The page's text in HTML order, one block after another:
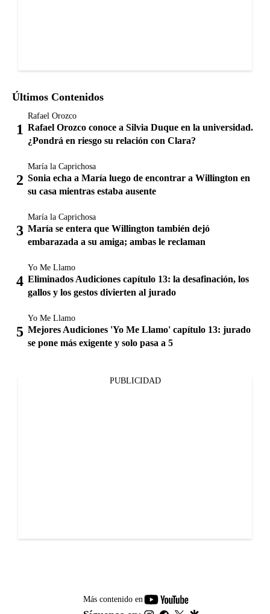
Últimos Contenidos
Rafael Orozco
Rafael Orozco conoce a Silvia Duque en la universidad.
¿Pondrá en riesgo su relación con Clara?
María la Caprichosa
Sonia echa a María luego de encontrar a Willington en
su casa mientras estaba ausente
María la Caprichosa
María se entera que Willington también dejó
embarazada a su amiga; ambas le reclaman
Yo Me Llamo
Eliminados Audiciones capítulo 13: la desafinación, los
gallos y los gestos divierten al jurado
Yo Me Llamo
Mejores Audiciones 'Yo Me Llamo' capítulo 13: jurado
se pone más exigente y solo pasa a 5
PUBLICIDAD
Más contenido en
youtube-
footer